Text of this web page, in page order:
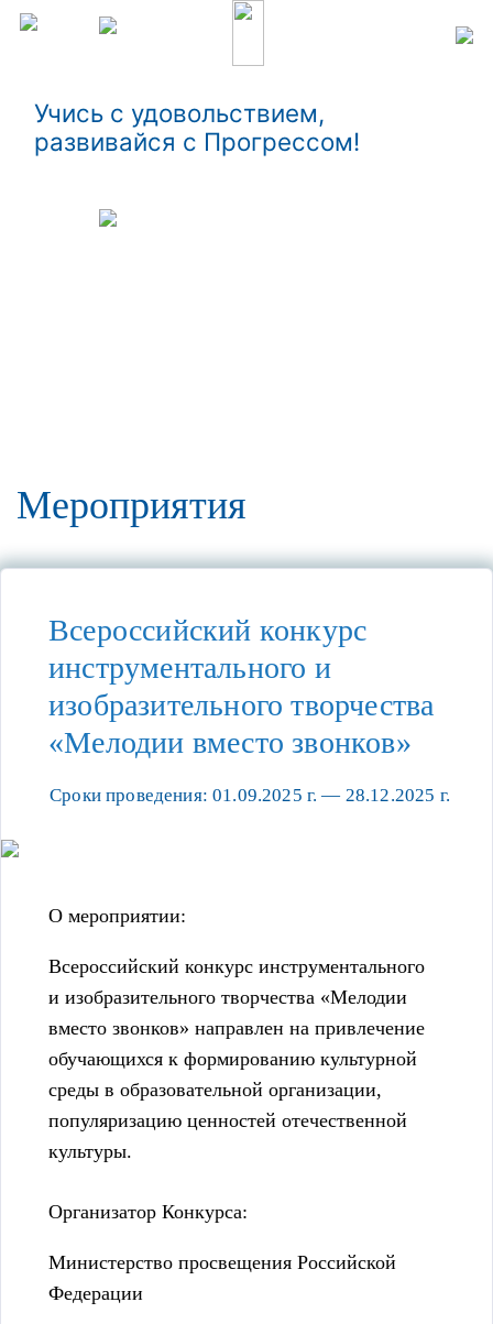
Учись с удовольствием,
развивайся с Прогрессом!
Мероприятия
Всероссийский конкурс
инструментального и
изобразительного творчества
«Мелодии вместо звонков»
Сроки проведения: 01.09.2025 г. — 28.12.2025 г.
О мероприятии:
Всероссийский конкурс инструментального
и изобразительного творчества «Мелодии
вместо звонков» направлен на привлечение
обучающихся к формированию культурной
среды в образовательной организации,
популяризацию ценностей отечественной
культуры.
Организатор Конкурса:
Министерство просвещения Российской
Федерации